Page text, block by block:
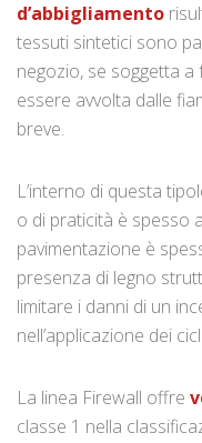
d’abbigliamento
tessuti sintetici sono
negozio, se soggetta
essere avvolta dalle
breve.
L’interno di questa
o di praticità è spesso
pavimentazione è
presenza di legno
limitare i danni di un
nell’applicazione dei
La linea Firewall offre
classe 1 nella